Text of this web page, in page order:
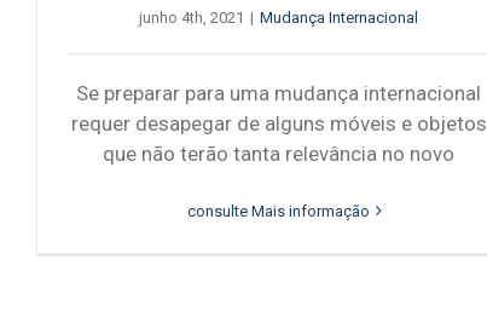
junho 4th, 2021 | Mudança Internacional
Se preparar para uma mudança internacional
requer desapegar de alguns móveis e objetos
que não terão tanta relevância no novo
consulte Mais informação